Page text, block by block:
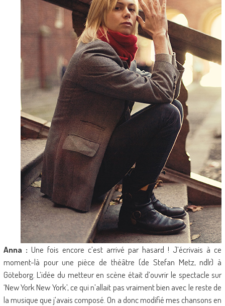
Anna : Une fois encore c’est arrivé par hasard ! J’écrivais à ce
moment-là pour une pièce de théâtre (de Stefan Metz, ndlr) à
Göteborg. L’idée du metteur en scène était d’ouvrir le spectacle sur
‘New York New York’, ce qui n’allait pas vraiment bien avec le reste de
la musique que j’avais composé. On a donc modifié mes chansons en